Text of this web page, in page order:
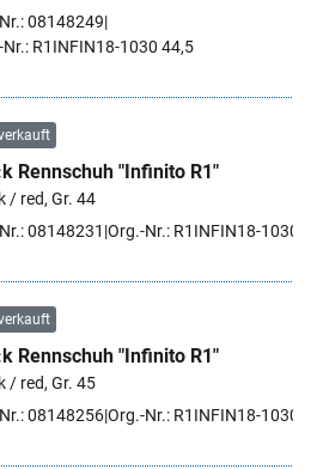
08148249
Nr.: R1INFIN18-1030 44,5
Rennschuh "Infinito R1"
/ red, Gr. 44
08148231 Org.-Nr.: R1INFIN18-1030
Rennschuh "Infinito R1"
/ red, Gr. 45
08148256Org.-Nr.: R1INFIN18-1030